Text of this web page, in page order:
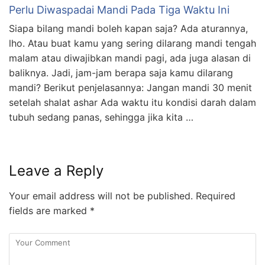
Perlu Diwaspadai Mandi Pada Tiga Waktu Ini
Siapa bilang mandi boleh kapan saja? Ada aturannya,
lho. Atau buat kamu yang sering dilarang mandi tengah
malam atau diwajibkan mandi pagi, ada juga alasan di
baliknya. Jadi, jam-jam berapa saja kamu dilarang
mandi? Berikut penjelasannya: Jangan mandi 30 menit
setelah shalat ashar Ada waktu itu kondisi darah dalam
tubuh sedang panas, sehingga jika kita …
Leave a Reply
Your email address will not be published. Required
fields are marked *